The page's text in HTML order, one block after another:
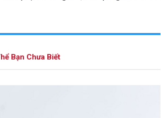
Bạn Chưa Biết